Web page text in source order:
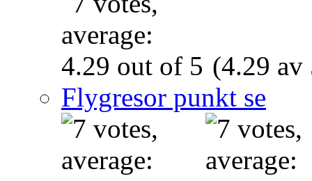
(4.29 av
Flygresor punkt se